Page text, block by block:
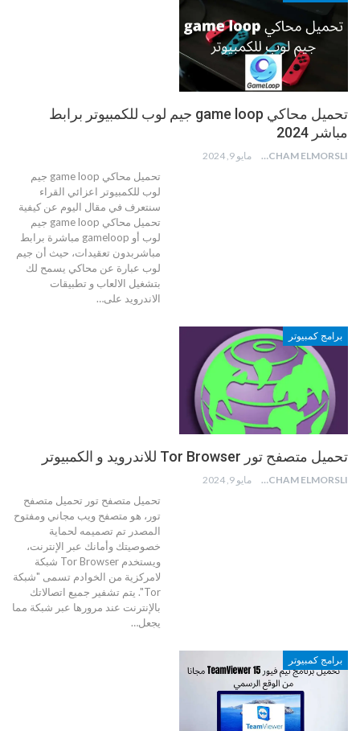
تحميل محاكي game loop جيم لوب للكمبيوتر برابط
مباشر 2024
HICHAM ELMORSLI مايو 9, 2024
تحميل محاكي game loop جيم
لوب للكمبيوتر اعزائي القراء
سنتعرف في مقال اليوم عن كيفية
تحميل محاكي game loop جيم
لوب أو gameloop مباشرة برابط
مباشربدون تعقيدات، حيث أن جيم
لوب عبارة عن محاكي يسمح لك
بتشغيل الالعاب و تطبيقات
الاندرويد على…
برامج كمبيوتر
تحميل متصفح تور Tor Browser للاندرويد و الكمبيوتر
HICHAM ELMORSLI مايو 9, 2024
تحميل متصفح تور تحميل متصفح
تور، هو متصفح ويب مجاني ومفتوح
المصدر تم تصميمه لحماية
خصوصيتك وأمانك عبر الإنترنت،
ويستخدم Tor Browser شبكة
لامركزية من الخوادم تسمى "شبكة
Tor". يتم تشفير جميع اتصالاتك
بالإنترنت عند مرورها عبر شبكة مما
يجعل…
برامج كمبيوتر